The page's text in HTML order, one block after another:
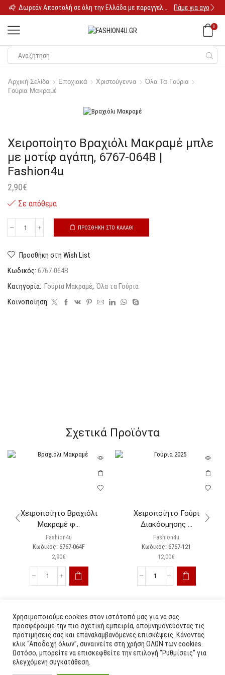
Πάμε για αγορές
0
Αρχική Σελίδα Εποχιακά Χριστούγεννα
Όλα Τα Γούρια
Γούρια Μακραμέ
Χειροποίητο Βραχιόλι Μακραμέ μπλε
με μοτίφ αγάπη, 6767-064B |
Fashion4u
2,90€
Σε απόθεμα
ΠΡΟΣΘΉΚΗ ΣΤΟ ΚΑΛΆΘΙ
Προσθήκη στη Wish List
Κωδικός: 6767-064B
Κατηγορία: Γούρια Μακραμέ, Όλα τα Γούρια
Κοινοποίηση:
Σχετικά Προϊόντα
Χειροποίητο Βραχιόλι
Μακραμέ φ...
Fashion4u
Κωδικός: 6767-064F
2,90€
Χειροποίητο Γούρι
Διακόσμησης ...
Fashion4u
Κωδικός: 6767-121
12,00€
Χρησιμοποιούμε cookies στον ιστότοπό μας για να σας
προσφέρουμε την πιο σχετική εμπειρία, απομνημονεύοντας τις
προτιμήσεις σας και επαναλαμβανόμενες επισκέψεις. Κάνοντας
κλικ “Αποδοχή όλων”, συναινείτε στη χρήση ΟΛΩΝ των cookies.
Ωστόσο, μπορείτε να επισκεφθείτε την επιλογή "Ρυθμίσεις" για
ελεγχόμενη συγκατάθεση.